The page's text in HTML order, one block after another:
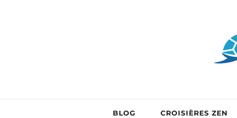
BLOG CROISIÈRES ZEN